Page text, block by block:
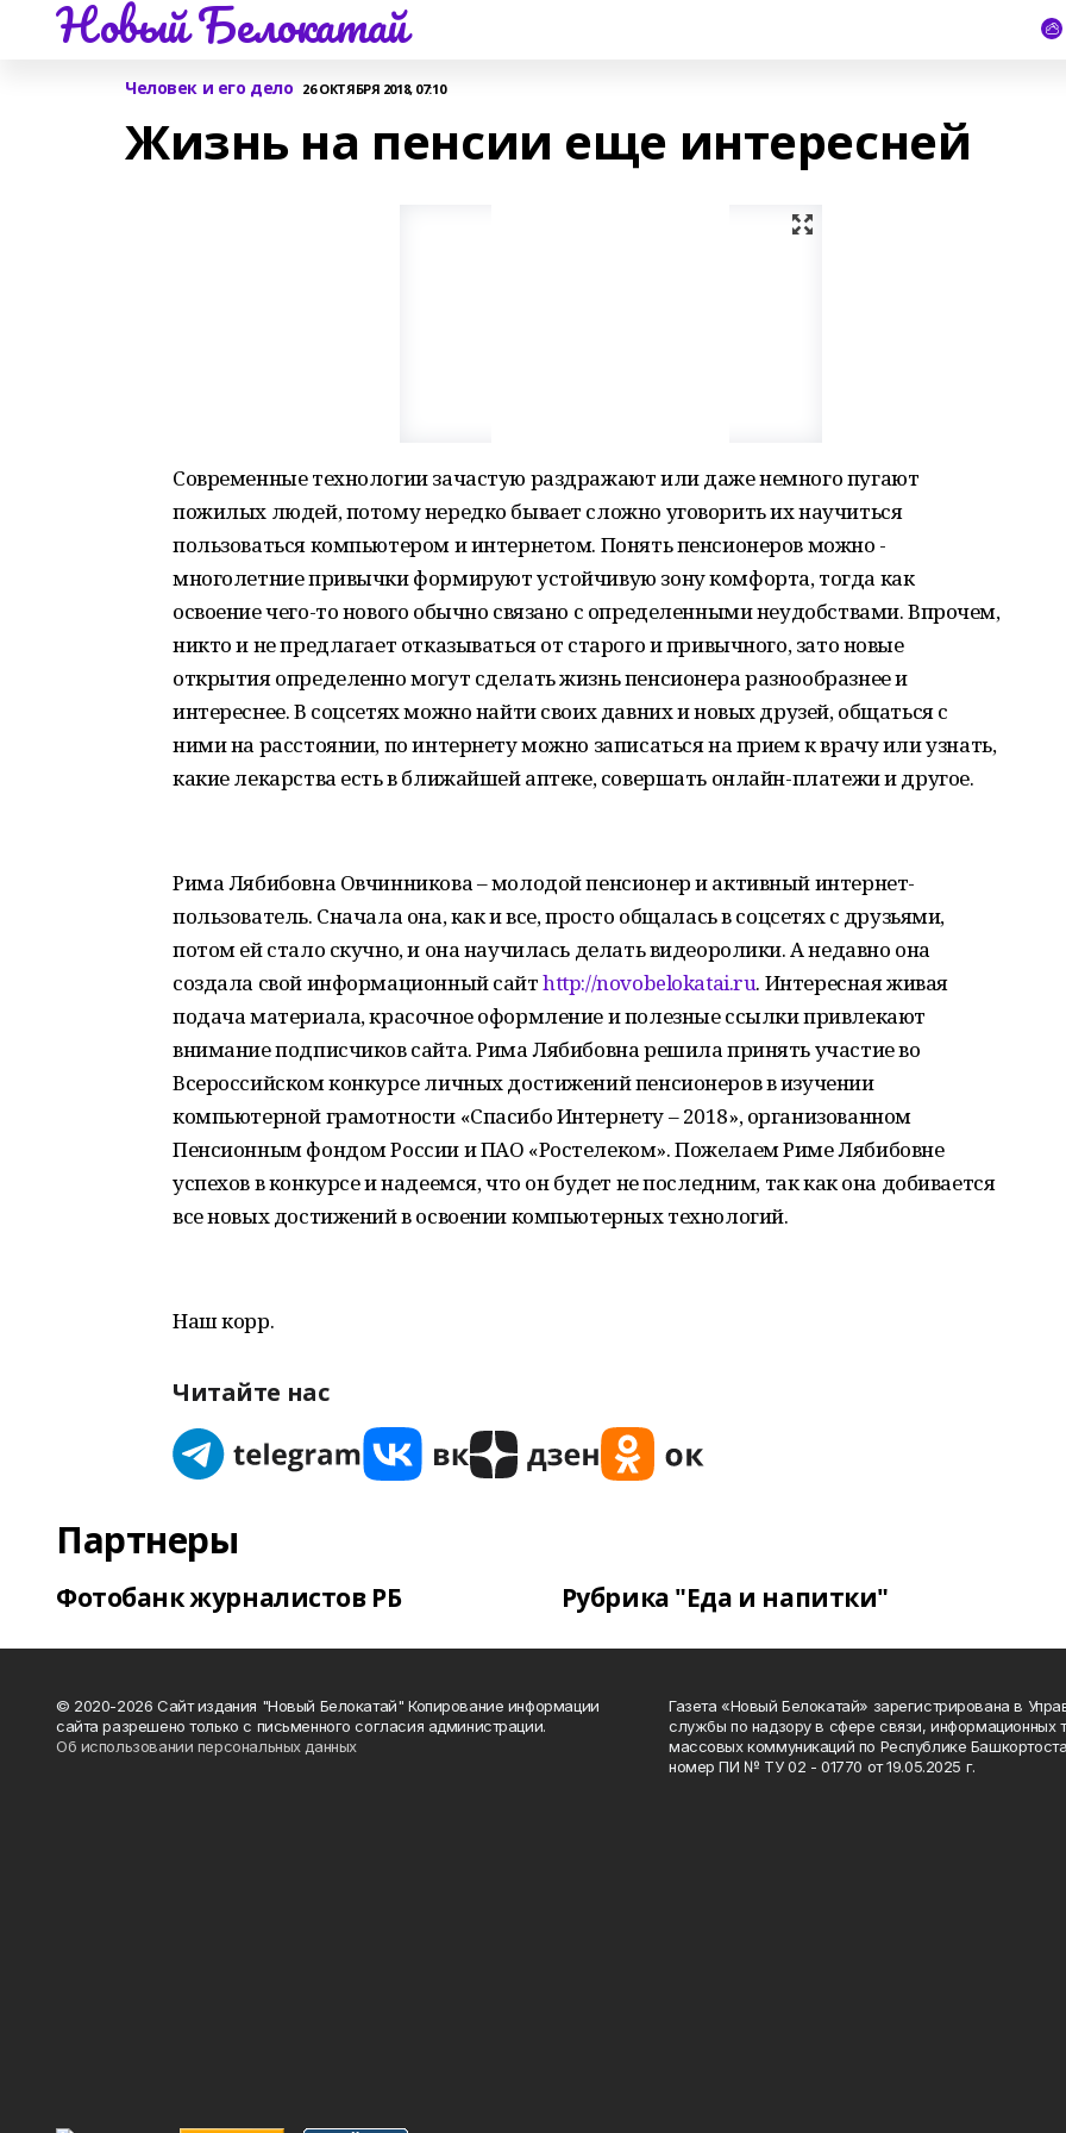
Новый Белокатай
Человек и его дело 26 ОКТЯБРЯ 2018, 07:10
Жизнь на пенсии еще интересней
Современные технологии зачастую раздражают или даже немного пугают
пожилых людей, потому нередко бывает сложно уговорить их научиться
пользоваться компьютером и интернетом. Понять пенсионеров можно -
многолетние привычки формируют устойчивую зону комфорта, тогда как
освоение чего-то нового обычно связано с определенными неудобствами. Впрочем,
никто и не предлагает отказываться от старого и привычного, зато новые
открытия определенно могут сделать жизнь пенсионера разнообразнее и
интереснее. В соцсетях можно найти своих давних и новых друзей, общаться с
ними на расстоянии, по интернету можно записаться на прием к врачу или узнать,
какие лекарства есть в ближайшей аптеке, совершать онлайн-платежи и другое.
Рима Лябибовна Овчинникова – молодой пенсионер и активный интернет-
пользователь. Сначала она, как и все, просто общалась в соцсетях с друзьями,
потом ей стало скучно, и она научилась делать видеоролики. А недавно она
создала свой информационный сайтhttp://novobelokatai.ru. Интересная живая
подача материала, красочное оформление и полезные ссылки привлекают
внимание подписчиков сайта. Рима Лябибовна решила принять участие во
Всероссийском конкурсе личных достижений пенсионеров в изучении
компьютерной грамотности «Спасибо Интернету – 2018», организованном
Пенсионным фондом России и ПАО «Ростелеком». Пожелаем Риме Лябибовне
успехов в конкурсе и надеемся, что он будет не последним, так как она добивается
все новых достижений в освоении компьютерных технологий.
Наш корр.
Читайте нас
Партнеры
Фотобанк журналистов РБ Рубрика "Еда и напитки"
© 2020-2026 Сайт издания "Новый Белокатай" Копирование информации
сайта разрешено только с письменного согласия администрации.
Об использовании персональных данных
Газета «Новый Белокатай» зарегистрирована в
службы по надзору в сфере связи, информационных
массовых коммуникаций по Республике
номер ПИ № ТУ 02 - 01770 от 19.05.2025 г.